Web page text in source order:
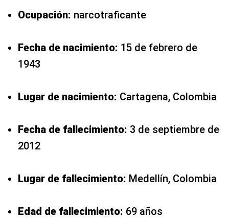
Ocupación: narcotraficante
Fecha de nacimiento: 15 de febrero de
1943
Lugar de nacimiento: Cartagena, Colombia
Fecha de fallecimiento: 3 de septiembre de
2012
Lugar de fallecimiento: Medellín, Colombia
Edad de fallecimiento: 69 años